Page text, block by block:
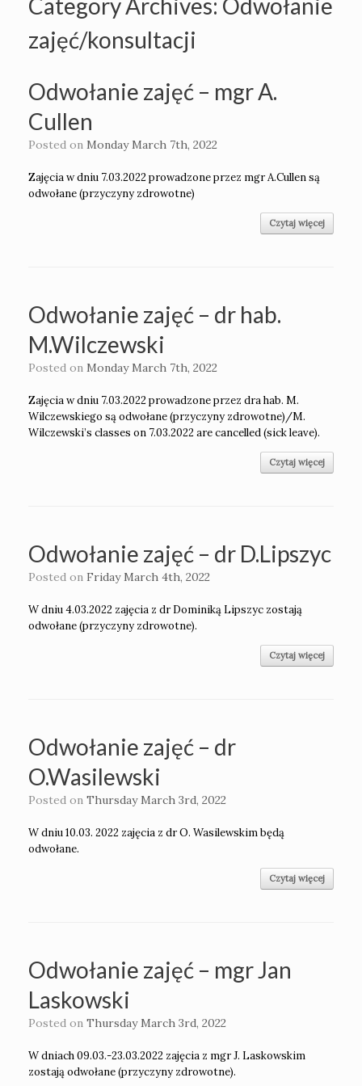
Category Archives: Odwołanie
zajęć/konsultacji
Odwołanie zajęć – mgr A.
Cullen
Posted on Monday March 7th, 2022
Zajęcia w dniu 7.03.2022 prowadzone przez mgr A.Cullen są
odwołane (przyczyny zdrowotne)
Czytaj więcej
Odwołanie zajęć – dr hab.
M.Wilczewski
Posted on Monday March 7th, 2022
Zajęcia w dniu 7.03.2022 prowadzone przez dra hab. M.
Wilczewskiego są odwołane (przyczyny zdrowotne)/M.
Wilczewski’s classes on 7.03.2022 are cancelled (sick leave).
Czytaj więcej
Odwołanie zajęć – dr D.Lipszyc
Posted on Friday March 4th, 2022
W dniu 4.03.2022 zajęcia z dr Dominiką Lipszyc zostają
odwołane (przyczyny zdrowotne).
Czytaj więcej
Odwołanie zajęć – dr
O.Wasilewski
Posted on Thursday March 3rd, 2022
W dniu 10.03. 2022 zajęcia z dr O. Wasilewskim będą
odwołane.
Czytaj więcej
Odwołanie zajęć – mgr Jan
Laskowski
Posted on Thursday March 3rd, 2022
W dniach 09.03.-23.03.2022 zajęcia z mgr J. Laskowskim
zostają odwołane (przyczyny zdrowotne).